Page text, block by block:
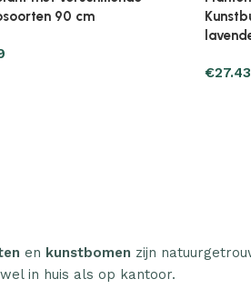
bruin
cm
en kunstbomen zijn
in huis als op kantoor.